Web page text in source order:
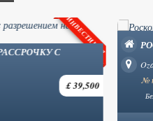
ПАЛЬТО В ОЗАНКЁЕ ...
£ 742,500
Открытая планировка